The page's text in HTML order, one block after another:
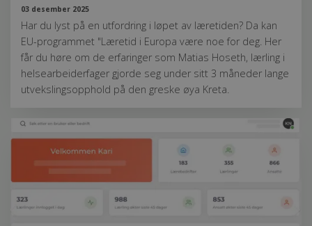
03 desember 2025
Har du lyst på en utfordring i løpet av læretiden? Da kan
EU-programmet "Læretid i Europa være noe for deg. Her
får du høre om de erfaringer som Matias Hoseth, lærling i
helsearbeiderfager gjorde seg under sitt 3 måneder lange
utvekslingsopphold på den greske øya Kreta.